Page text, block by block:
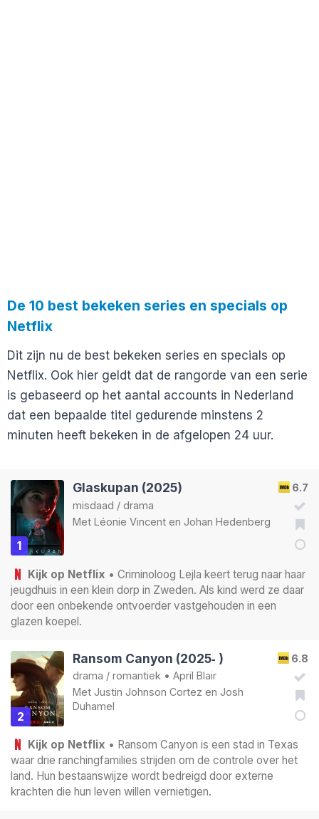
De 10 best bekeken series en specials op
Netflix
Dit zijn nu de best bekeken series en specials op
Netflix. Ook hier geldt dat de rangorde van een serie
is gebaseerd op het aantal accounts in Nederland
dat een bepaalde titel gedurende minstens 2
minuten heeft bekeken in de afgelopen 24 uur.
1
6.7
Glaskupan (2025)
misdaad / drama
Met Léonie Vincent en Johan Hedenberg
Kijk op Netflix • Criminoloog Lejla keert terug naar haar
jeugdhuis in een klein dorp in Zweden. Als kind werd ze daar
door een onbekende ontvoerder vastgehouden in een
glazen koepel.
2
6.8
Ransom Canyon (2025‑ )
drama / romantiek • April Blair
Met Justin Johnson Cortez en Josh
Duhamel
Kijk op Netflix • Ransom Canyon is een stad in Texas
waar drie ranchingfamilies strijden om de controle over het
land. Hun bestaanswijze wordt bedreigd door externe
krachten die hun leven willen vernietigen.